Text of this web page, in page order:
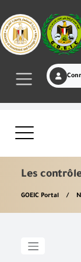
Les
GOEIC Portal